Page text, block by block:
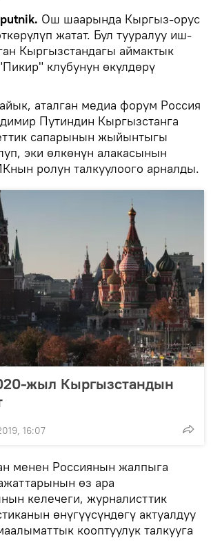
Ош шаарында Кыргыз-орус
жатат. Бул тууралуу иш-
Кыргызстандагы аймактык
клубунун өкүлдөрү
аталган медиа форум Россия
Путиндин Кыргызстанга
сапарынын жыйынтыгы
эки өлкөнүн алакасынын
ролун талкуулоого арналды.
жыл Кыргызстандын
16:07
менен Россиянын жалпыга
өз ара
келечеги, журналисттик
өнүгүүсүндөгү актуалдуу
кооптуулук талкууга